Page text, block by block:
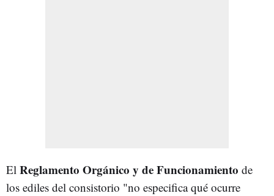
El Reglamento Orgánico y de Funcionamiento de
los ediles del consistorio "no especifica qué ocurre